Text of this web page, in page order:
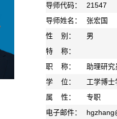
导师代码：
21547
导师姓名：
张宏国
性 别：
男
特 称：
职 称：
助理研究
学 位：
工学博士
属 性：
专职
电子邮件：
hgzhang